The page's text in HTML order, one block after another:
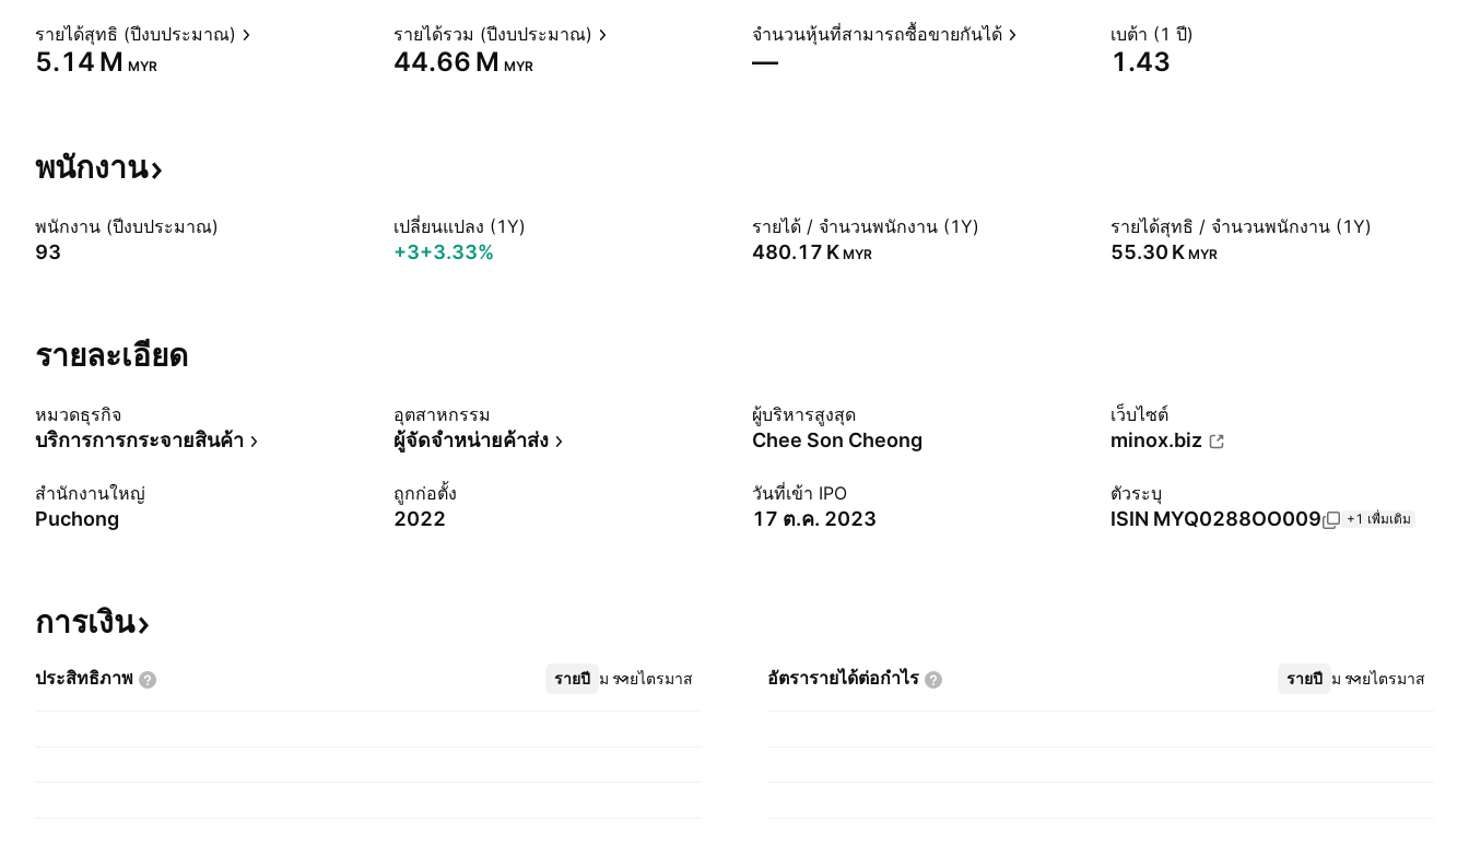
รายได้สุทธิ (ปีงบประมาณ)
‪5.14 M‬ MYR
รายได้รวม (ปีงบประมาณ)
‪44.66 M‬ MYR
จำนวนหุ้นที่สามารถซื้อขายกันได้
—
เบต้า (1 ปี)
1.43
พนักงาน
พนักงาน (ปีงบประมาณ)
93
เปลี่ยนแปลง (1Y)
+3+3.33%
รายได้ / จำนวนพนักงาน (1Y)
‪480.17 K‬ MYR
รายได้สุทธิ / จำนวนพนักงาน (1Y)
‪55.30 K‬ MYR
รายละเอียด
หมวดธุรกิจ
บริการการกระจายสินค้า
อุตสาหกรรม
ผู้จัดจำหน่ายค้าส่ง
ผู้บริหารสูงสุด
Chee Son Cheong
เว็บไซต์
minox.biz
สำนักงานใหญ่
Puchong
ถูกก่อตั้ง
2022
วันที่เข้า IPO
17 ต.ค. 2023
ตัวระบุ
ISIN MYQ0288OO009 +1 เพื่มเติม
การเงิน
ประสิทธิภาพ รายปี รายไตรมาส
เพิ่มเติม อัตรารายได้ต่อกำไร รายปี รายไตรมาส
เพิ่มเติม